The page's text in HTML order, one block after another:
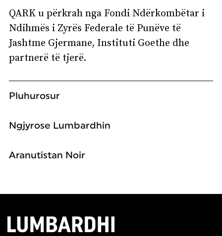
QARK u përkrah nga Fondi Ndërkombëtar i
Ndihmës i Zyrës Federale të Punëve të
Jashtme Gjermane, Instituti Goethe dhe
partnerë të tjerë.
Pluhurosur
Ngjyrose Lumbardhin
Aranutistan Noir